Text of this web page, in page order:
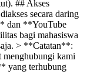
## Akses
secara daring
dan **YouTube
bagi mahasiswa
> **Catatan**:
kami
yang terhubung